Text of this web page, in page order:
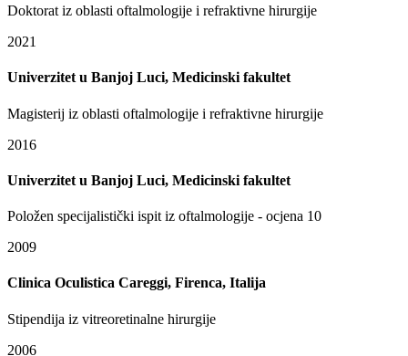
Doktorat iz oblasti oftalmologije i refraktivne hirurgije
2021
Univerzitet u Banjoj Luci, Medicinski fakultet
Magisterij iz oblasti oftalmologije i refraktivne hirurgije
2016
Univerzitet u Banjoj Luci, Medicinski fakultet
Položen specijalistički ispit iz oftalmologije - ocjena 10
2009
Clinica Oculistica Careggi, Firenca, Italija
Stipendija iz vitreoretinalne hirurgije
2006